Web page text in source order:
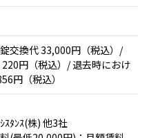
交換代 33,000円（税込）/
円（税込）/ 退去時におけ
円（税込）
ｽﾀﾝｽ(株) 他3社